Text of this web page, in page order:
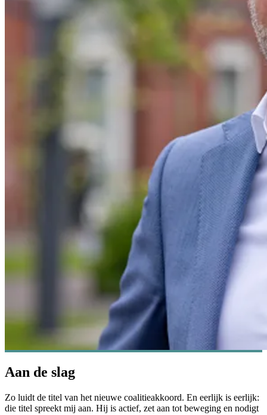
Aan de slag
Zo luidt de titel van het nieuwe coalitieakkoord. En eerlijk is eerlijk:
die titel spreekt mij aan. Hij is actief, zet aan tot beweging en nodigt